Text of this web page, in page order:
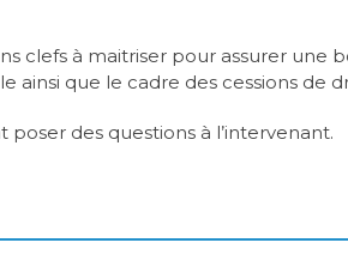
clefs à maitriser pour assurer une
que le cadre des cessions de
des questions à l’intervenant.